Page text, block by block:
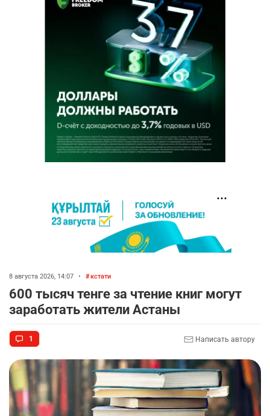
8 августа 2026, 14:07 • кстати
600 тысяч тенге за чтение книг могут
заработать жители Астаны
1 Написать автору